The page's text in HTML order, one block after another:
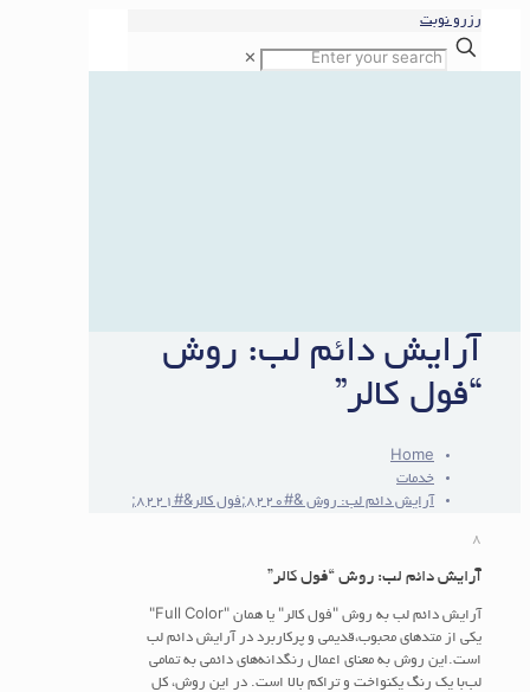
رزرو نوبت
✕
آرایش دائم لب: روش
“فول کالر”
Home
خدمات
آرایش دائم لب: روش &#8220;فول کالر&#8221;
8
آرایش دائم لب: روش “فول کالر”
آرایش دائم لب به روش "فول کالر" یا همان "Full Color"
یکی از متد‌های محبوب،قدیمی و پرکاربرد در آرایش دائم لب
است.این روش به معنای اعمال رنگدانه‌های دائمی به تمامی
لب‌با یک رنگ یکنواخت و تراکم بالا است. در این روش، کل